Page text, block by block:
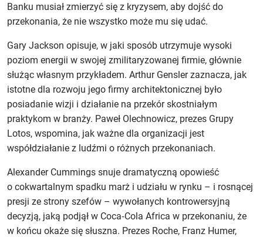
Banku musiał zmierzyć się z kryzysem, aby dojść do
przekonania, że nie wszystko może mu się udać.
Gary Jackson opisuje, w jaki sposób utrzymuje wysoki
poziom energii w swojej zmilitaryzowanej firmie, głównie
służąc własnym przykładem. Arthur Gensler zaznacza, jak
istotne dla rozwoju jego firmy architektonicznej było
posiadanie wizji i działanie na przekór skostniałym
praktykom w branży. Paweł Olechnowicz, prezes Grupy
Lotos, wspomina, jak ważne dla organizacji jest
współdziałanie z ludźmi o różnych przekonaniach.
Alexander Cummings snuje dramatyczną opowieść
o cokwartalnym spadku marż i udziału w rynku – i rosnącej
presji ze strony szefów – wywołanych kontrowersyjną
decyzją, jaką podjął w Coca‑Cola Africa w przekonaniu, że
w końcu okaże się słuszna. Prezes Roche, Franz Humer,